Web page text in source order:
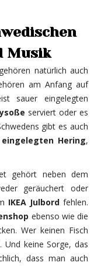
Musik
natürlich auch
am Anfang auf
sauer eingelegten
serviert oder es
gibt es auch
Hering,
gehört neben dem
geräuchert oder
IKEA Julbord fehlen.
ebenso wie die
Wer keinen Fisch
keine Sorge, das
dass man auch